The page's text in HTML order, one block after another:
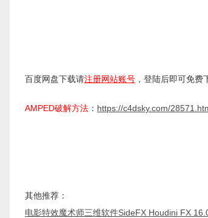
百度网盘下载请注册网站账号 ，登陆后即可免费
AMPED破解方法 ： https://c4dsky.com/
其他推荐：
电影特效魔术师三维软件SideFX Houdini FX